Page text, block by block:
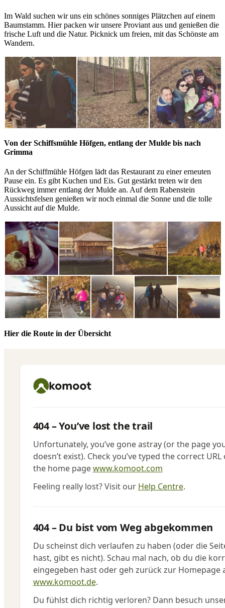
Im Wald suchen wir uns ein schönes sonniges Plätzchen auf einem
Baumstamm. Hier packen wir unsere Proviant aus und genießen die
frische Luft und die Natur. Picknick um freien, mit das Schönste am
Wandern.
Von der Schiffsmühle Höfgen, entlang der Mulde bis nach
Grimma
An der Schiffmühle Höfgen lädt das Restaurant zu einer erneuten
Pause ein. Es gibt Kuchen und Eis. Gut gestärkt treten wir den
Rückweg immer entlang der Mulde an. Auf dem Rabenstein
Aussichtsfelsen genießen wir noch einmal die Sonne und die tolle
Aussicht auf die Mulde.
Hier die Route in der Übersicht